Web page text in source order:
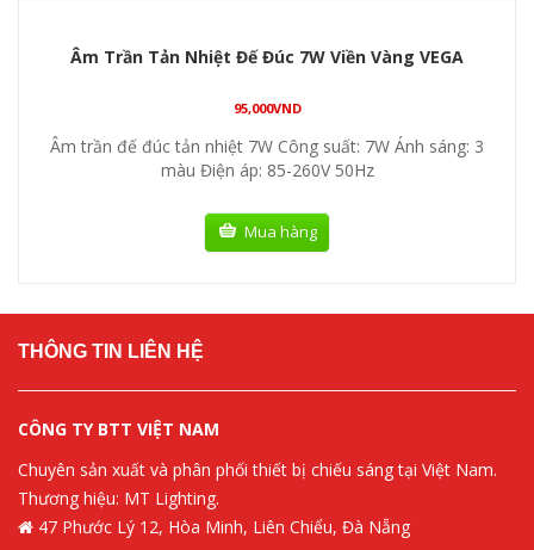
Âm Trần Tản Nhiệt Đế Đúc 7W Viền Vàng VEGA
95,000VND
Âm trần đế đúc tản nhiệt 7W Công suất: 7W Ánh sáng: 3
màu Điện áp: 85-260V 50Hz
Mua hàng
THÔNG TIN LIÊN HỆ
CÔNG TY BTT VIỆT NAM
Chuyên sản xuất và phân phối thiết bị chiếu sáng tại Việt Nam.
Thương hiệu: MT Lighting.
47 Phước Lý 12, Hòa Minh, Liên Chiểu, Đà Nẵng